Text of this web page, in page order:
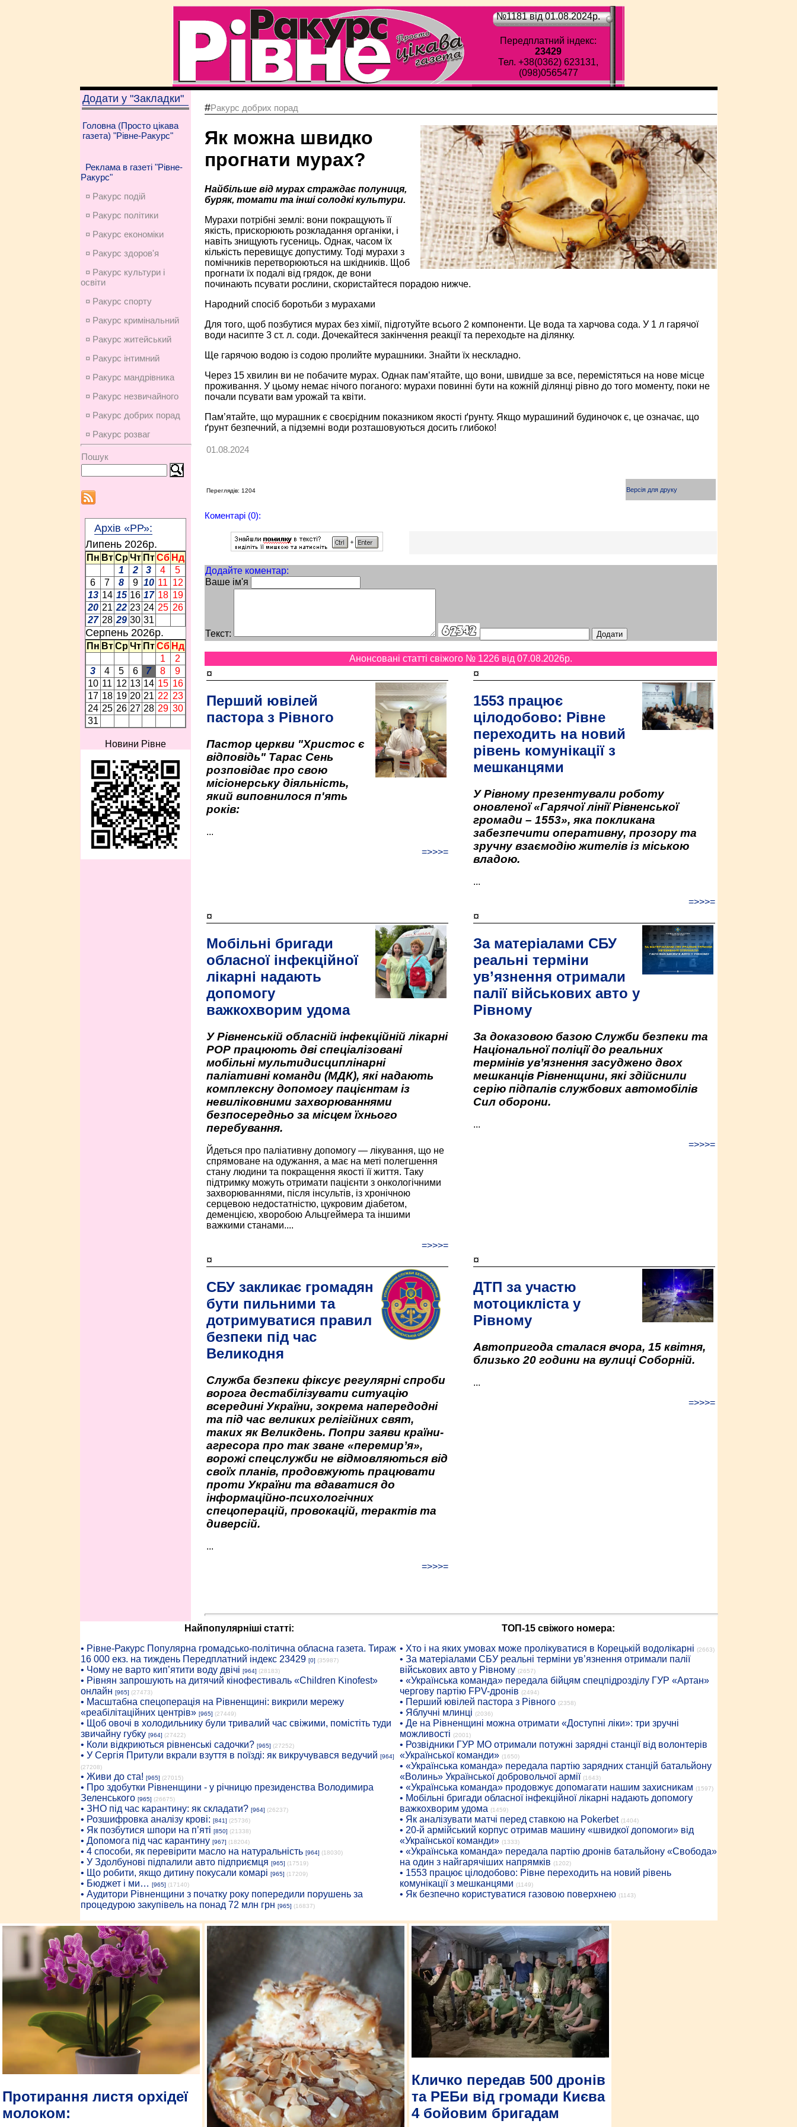
№1181 від 01.08.2024p.
Передплатний індекс:
23429
Тел. +38(0362) 623131,
(098)0565477
Додати у "Закладки"
Головна (Просто цікава
газета) "Рівне-Ракурс"
Реклама в газеті "Рівне-
Ракурс"
¤ Ракурс подій
¤ Ракурс політики
¤ Ракурс економiки
¤ Ракурс здоров'я
¤ Ракурс культури і
освіти
¤ Ракурс спорту
¤ Ракурс кримінальний
¤ Ракурс житейський
¤ Ракурс інтимний
¤ Ракурс мандрівника
¤ Ракурс незвичайного
¤ Ракурс добрих порад
¤ Ракурс розваг
Пошук
Архів «РР»:
Липень 2026p.
Пн Вт Ср Чт Пт Сб Нд
1
2 3 4
5
6
7 8 9 10 11 12
13 14 15 16 17 18 19
20 21 22 23 24 25 26
27 28 29 30 31
Серпень 2026p.
Пн Вт Ср Чт Пт Сб Нд
1
2
3
4 5 6 7 8
9
10 11 12 13 14 15 16
17 18 19 20 21 22 23
24 25 26 27 28 29 30
31
Новини Рівне
#Ракурс добрих порад
Як можна швидко
прогнати мурах?
Найбільше від мурах страждає полуниця,
буряк, томати та інші солодкі культури.
Мурахи потрібні землі: вони покращують її
якість, прискорюють розкладання органіки, і
навіть знищують гусениць. Однак, часом їх
кількість перевищує допустиму. Тоді мурахи з
помічників перетворюються на шкідників. Щоб
прогнати їх подалі від грядок, де вони
починають псувати рослини, скористайтеся порадою нижче.
Народний спосіб боротьби з мурахами
Для того, щоб позбутися мурах без хімії, підготуйте всього 2 компоненти. Це вода та харчова сода. У 1 л гарячої
води насипте 3 ст. л. соди. Дочекайтеся закінчення реакції та переходьте на ділянку.
Ще гарячою водою із содою пролийте мурашники. Знайти їх нескладно.
Через 15 хвилин ви не побачите мурах. Однак пам’ятайте, що вони, швидше за все, перемістяться на нове місце
проживання. У цьому немає нічого поганого: мурахи повинні бути на кожній ділянці рівно до того моменту, поки не
почали псувати вам урожай та квіти.
Пам’ятайте, що мурашник є своєрідним показником якості ґрунту. Якщо мурашиний будиночок є, це означає, що
ґрунт безпечний, а підземні води розташовуються досить глибоко!
01.08.2024
Переглядів: 1204 Версія для друку
Коментарі (0):
Додайте коментар:
Ваше ім'я
Текст:
Анонсовані статті свіжого № 1226 від 07.08.2026p.
¤
Перший ювілей
пастора з Рівного
Пастор церкви "Христос є
відповідь" Тарас Сень
розповідає про свою
місіонерську діяльність,
який виповнилося п'ять
років:
...
=>>>=
¤
1553 працює
цілодобово: Рівне
переходить на новий
рівень комунікації з
мешканцями
У Рівному презентували роботу
оновленої «Гарячої лінії Рівненської
громади – 1553», яка покликана
забезпечити оперативну, прозору та
зручну взаємодію жителів із міською
владою.
...
=>>>=
¤
Мобільні бригади
обласної інфекційної
лікарні надають
допомогу
важкохворим удома
У Рівненській обласній інфекційній лікарні
РОР працюють дві спеціалізовані
мобільні мультидисциплінарні
паліативні команди (МДК), які надають
комплексну допомогу пацієнтам із
невиліковними захворюваннями
безпосередньо за місцем їхнього
перебування.
Йдеться про паліативну допомогу — лікування, що не
спрямоване на одужання, а має на меті полегшення
стану людини та покращення якості її життя. Таку
підтримку можуть отримати пацієнти з онкологічними
захворюваннями, після інсультів, із хронічною
серцевою недостатністю, цукровим діабетом,
деменцією, хворобою Альцгеймера та іншими
важкими станами....
=>>>=
¤
За матеріалами СБУ
реальні терміни
ув’язнення отримали
палії військових авто у
Рівному
За доказовою базою Служби безпеки та
Національної поліції до реальних
термінів ув’язнення засуджено двох
мешканців Рівненщини, які здійснили
серію підпалів службових автомобілів
Сил оборони.
...
=>>>=
¤
СБУ закликає громадян
бути пильними та
дотримуватися правил
безпеки під час
Великодня
Служба безпеки фіксує регулярні спроби
ворога дестабілізувати ситуацію
всередині України, зокрема напередодні
та під час великих релігійних свят,
таких як Великдень. Попри заяви країни-
агресора про так зване «перемир’я»,
ворожі спецслужби не відмовляються від
своїх планів, продовжують працювати
проти України та вдаватися до
інформаційно-психологічних
спецоперацій, провокацій, терактів та
диверсій.
...
=>>>=
¤
ДТП за участю
мотоцикліста у
Рівному
Автопригода сталася вчора, 15 квітня,
близько 20 години на вулиці Соборній.
...
=>>>=
Найпопулярніші статті:
• Рiвне-Ракурс Популярна громадсько-політична обласна газета. Тираж
16 000 екз. на тиждень Передплатний індекс 23429 [0] (35987)
• Чому не варто кип’ятити воду двічі [964] (28183)
• Рівнян запрошують на дитячий кінофестиваль «Children Kinofest»
онлайн [965] (27473)
• Масштабна спецоперація на Рівненщині: викрили мережу
«реабілітаційних центрів» [965] (27449)
• Щоб овочі в холодильнику були тривалий час свіжими, помістіть туди
звичайну губку [964] (27422)
• Коли відкриються рівненські садочки? [965] (27252)
• У Сергія Притули вкрали взуття в поїзді: як викручувався ведучий [964]
(27208)
• Живи до ста! [965] (27015)
• Про здобутки Рівненщини - у річницю президенства Володимира
Зеленського [965] (26675)
• ЗНО під час карантину: як складати? [964] (26237)
• Розшифровка аналізу крові: [841] (25736)
• Як позбутися шпори на п’яті [850] (21338)
• Допомога під час карантину [967] (18204)
• 4 способи, як перевірити масло на натуральність [964] (18030)
• У Здолбунові підпалили авто підприємця [965] (17519)
• Що робити, якщо дитину покусали комарі [965] (17209)
• Бюджет і ми… [965] (17140)
• Аудитори Рівненщини з початку року попередили порушень за
процедурою закупівель на понад 72 млн грн [965] (16837)
ТОП-15 свіжого номера:
• Хто і на яких умовах може пролікуватися в Корецькій водолікарні (2663)
• За матеріалами СБУ реальні терміни ув’язнення отримали палії
військових авто у Рівному (2657)
• «Українська команда» передала бійцям спецпідрозділу ГУР «Артан»
чергову партію FPV-дронів (2494)
• Перший ювілей пастора з Рівного (2358)
• Яблучні млинці (2036)
• Де на Рівненщині можна отримати «Доступні ліки»: три зручні
можливості (2001)
• Розвідники ГУР МО отримали потужні зарядні станції від волонтерів
«Української команди» (1650)
• «Українська команда» передала партію зарядних станцій батальйону
«Волинь» Української добровольчої армії (1643)
• «Українська команда» продовжує допомагати нашим захисникам (1597)
• Мобільні бригади обласної інфекційної лікарні надають допомогу
важкохворим удома (1459)
• Як аналізувати матчі перед ставкою на Pokerbet (1404)
• 20-й армійський корпус отримав машину «швидкої допомоги» від
«Української команди» (1333)
• «Українська команда» передала партію дронів батальйону «Свобода»
на один з найгарячіших напрямків (1202)
• 1553 працює цілодобово: Рівне переходить на новий рівень
комунікації з мешканцями (1149)
• Як безпечно користуватися газовою поверхнею (1143)
Протирання листя орхідеї
молоком:
Кличко передав 500 дронів
та РЕБи від громади Києва
4 бойовим бригадам